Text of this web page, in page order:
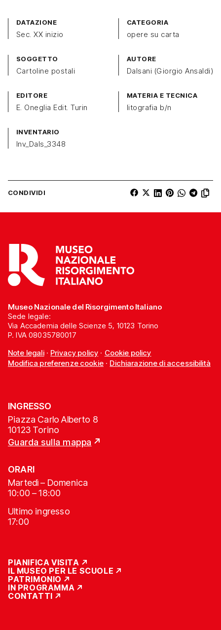
DATAZIONE
Sec. XX inizio
CATEGORIA
opere su carta
SOGGETTO
Cartoline postali
AUTORE
Dalsani (Giorgio Ansaldi)
EDITORE
E. Oneglia Edit. Turin
MATERIA E TECNICA
litografia b/n
INVENTARIO
Inv_Dals_3348
CONDIVIDI
Museo Nazionale del Risorgimento Italiano
Sede legale:
Via Accademia delle Scienze 5, 10123 Torino
P. IVA 08035780017
Note legali· Privacy policy · Cookie policy
Modifica preferenze cookie· Dichiarazione di accessibilità
INGRESSO
Piazza Carlo Alberto 8
10123 Torino
Guarda sulla mappa
ORARI
Martedì – Domenica
10:00 – 18:00
Ultimo ingresso
17:00
PIANIFICA VISITA
IL MUSEO PER LE SCUOLE
PATRIMONIO
IN PROGRAMMA
CONTATTI